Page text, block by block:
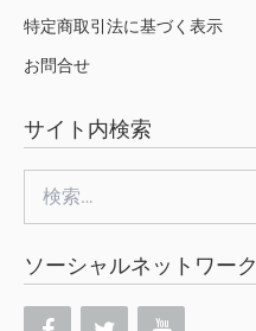
特定商取引法に基づく表示
お問合せ
サイト内検索
索:
ソーシャルネットワーク